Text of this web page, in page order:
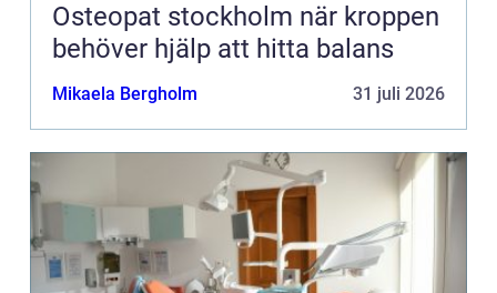
Osteopat stockholm när kroppen
behöver hjälp att hitta balans
Mikaela Bergholm 31 juli 2026